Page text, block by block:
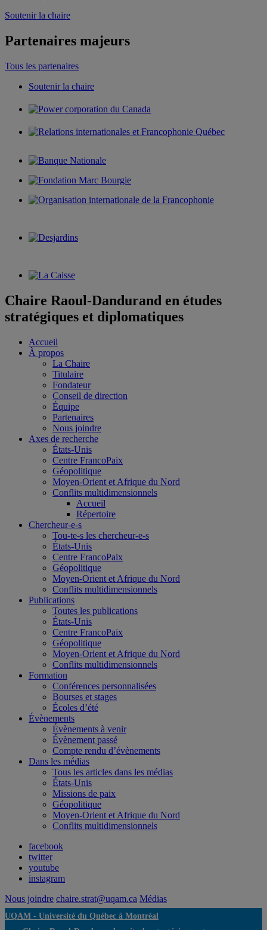
Soutenir la chaire
Partenaires majeurs
Tous les partenaires
Soutenir la chaire
Chaire Raoul-Dandurand en études
stratégiques et diplomatiques
Accueil
À propos
La Chaire
Titulaire
Fondateur
Conseil de direction
Équipe
Partenaires
Nous joindre
Axes de recherche
États-Unis
Centre FrancoPaix
Géopolitique
Moyen-Orient et Afrique du Nord
Conflits multidimensionnels
Accueil
Répertoire
Chercheur-e-s
Tou-te-s les chercheur-e-s
États-Unis
Centre FrancoPaix
Géopolitique
Moyen-Orient et Afrique du Nord
Conflits multidimensionnels
Publications
Toutes les publications
États-Unis
Centre FrancoPaix
Géopolitique
Moyen-Orient et Afrique du Nord
Conflits multidimensionnels
Formation
Conférences personnalisées
Bourses et stages
Écoles d’été
Évènements
Évènements à venir
Évènement passé
Compte rendu d’évènements
Dans les médias
Tous les articles dans les médias
États-Unis
Missions de paix
Géopolitique
Moyen-Orient et Afrique du Nord
Conflits multidimensionnels
facebook
twitter
youtube
instagram
Nous joindre chaire.strat@uqam.ca Médias
UQAM - Université du Québec à Montréal